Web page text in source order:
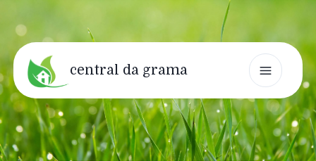
central da grama